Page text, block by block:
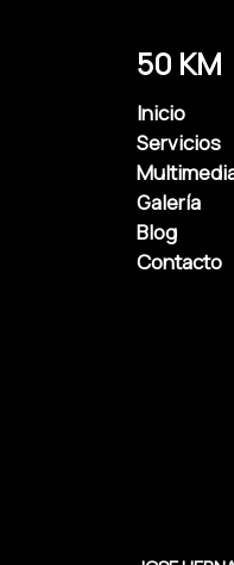
50
Inicio
Servicios
Galería
Blog
Contacto